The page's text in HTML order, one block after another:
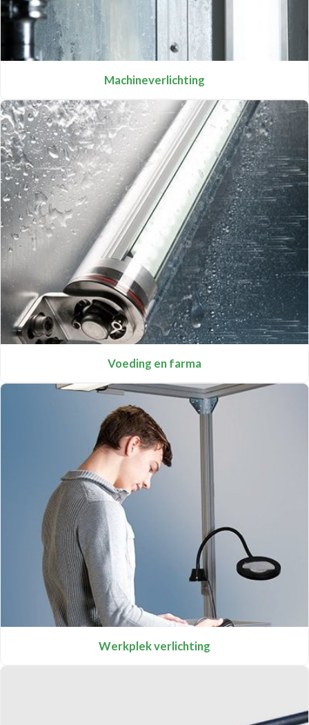
Machineverlichting
Voeding en farma
Werkplek verlichting